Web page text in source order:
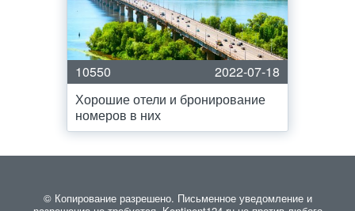
10550
2022-07-18
Хорошие отели и бронирование
номеров в них
© Копирование разрешено. Письменное уведомление и